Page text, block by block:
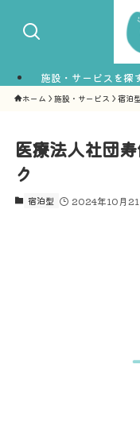
施設・サービスを探
ホーム 施設・サービス 宿泊型
医療法人社団
ク
宿泊型 2024年10月21